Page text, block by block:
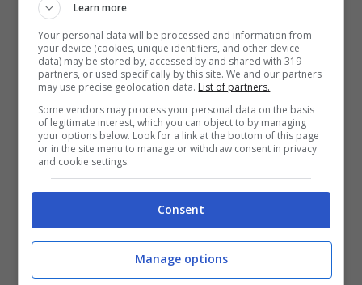
Eppure sono in tanti a ricordare il litigio in
diretta televisiva avvenuto nel corso di una
puntata de “L’Isola dei Famosi” tra i due. Lei
accusò lui di volere lucrare sulla privacy della
gente, contestandogli il fatto di avere
montato una vicenda del tutto inventata che
coinvolgeva suo marito (ai tempi) con la
soubrette Flavia Vento.
Corona disse ad Ilary che Totti l’avrebbe
Learn more
Your personal data will be processed and information from
your device (cookies, unique identifiers, and other device
data) may be stored by, accessed by and shared with 319
partners, or used specifically by this site. We and our partners
may use precise geolocation data. List of partners.
Some vendors may process your personal data on the basis
of legitimate interest, which you can object to by managing
your options below. Look for a link at the bottom of this page
or in the site menu to manage or withdraw consent in privacy
and cookie settings.
Consent
Manage options